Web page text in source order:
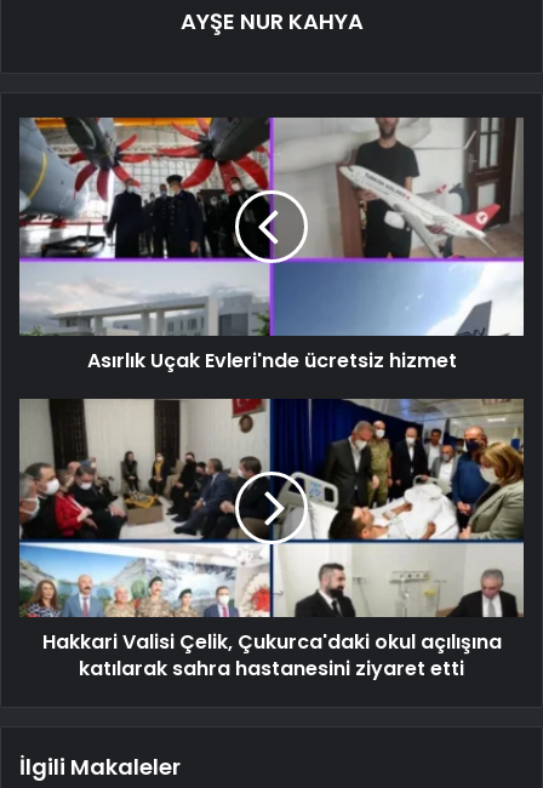
AYŞE NUR KAHYA
Asırlık Uçak Evleri'nde ücretsiz hizmet
Hakkari Valisi Çelik, Çukurca'daki okul açılışına
katılarak sahra hastanesini ziyaret etti
İlgili Makaleler